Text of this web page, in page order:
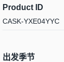
Product ID
CASK-YXE04YYC
出发季节